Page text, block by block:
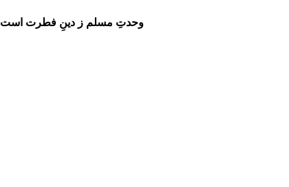
وحدتِ مسلم ز دینِ فطرت است